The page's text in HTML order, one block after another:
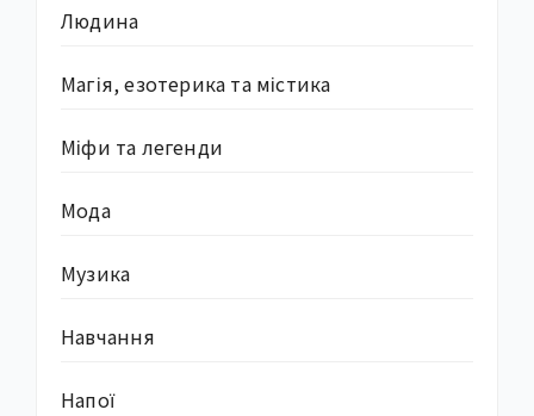
Людина
Магія, езотерика та містика
Міфи та легенди
Мода
Музика
Навчання
Напої